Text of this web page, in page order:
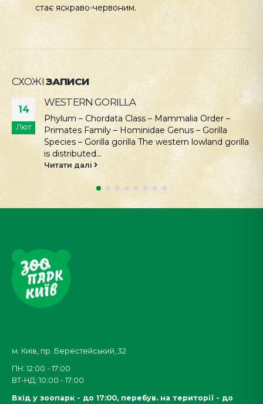
стає яскраво-червоним.
СХОЖІ ЗАПИСИ
14
Лют
WESTERN GORILLA
Phylum – Chordata Class – Mammalia Order –
Primates Family – Hominidae Genus – Gorilla
Species – Gorilla gorilla The western lowland gorilla
is distributed...
Читати далі
м. Київ, пр. Берестейський, 32
ПН: 12:00 - 17:00
ВТ-НД: 10:00 - 17:00
Вхід у зоопарк - до 17:00, перебув. на території - до